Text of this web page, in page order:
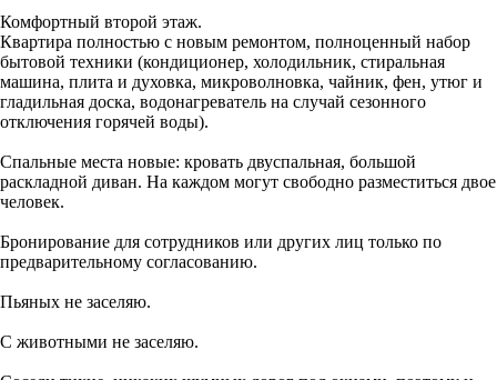
Комфортный второй этаж.
Квартира полностью с новым ремонтом, полноценный набор
бытовой техники (кондиционер, холодильник, стиральная
машина, плита и духовка, микроволновка, чайник, фен, утюг и
гладильная доска, водонагреватель на случай сезонного
отключения горячей воды).
Спальные места новые: кровать двуспальная, большой
раскладной диван. На каждом могут свободно разместиться двое
человек.
Бронирование для сотрудников или других лиц только по
предварительному согласованию.
Пьяных не заселяю.
С животными не заселяю.